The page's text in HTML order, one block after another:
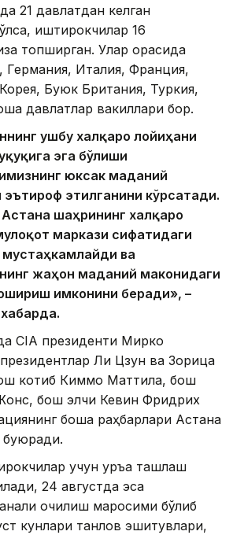
21 давлатдан келган
иштирокчилар 16
топширган. Улар орасида
Италия, Франция,
Буюк Британия, Туркия,
давлатлар вакиллари бор.
ушбу халқаро лойиҳани
эга бўлиши
юксак маданий
эътироф этилганини кўрсатади.
шаҳрининг халқаро
маркази сифатидаги
ва
жаҳон маданий маконидаги
имконини беради», –
CIA президенти Мирко
Ли Цзун ва Зорица
котиб Киммо Маттила, бош
бош элчи Кевин Фридрих
бошқа раҳбарлари Астана
учун қуръа ташлаш
24 августда эса
очилиш маросими бўлиб
кунлари танлов эшитувлари,